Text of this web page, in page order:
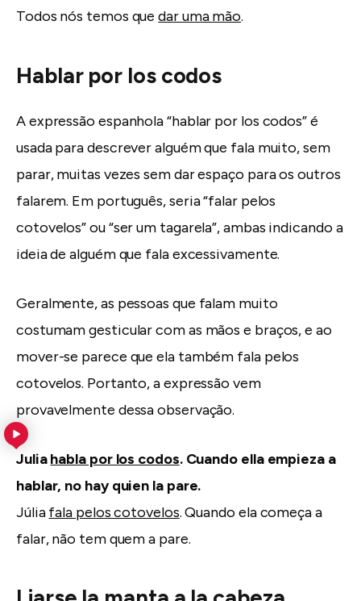
Todos nós temos quedar uma mão.
Hablar por los codos
A expressão espanhola “hablar por los codos” é
usada para descrever alguém que fala muito, sem
parar, muitas vezes sem dar espaço para os outros
falarem. Em português, seria “falar pelos
cotovelos” ou “ser um tagarela”, ambas indicando a
ideia de alguém que fala excessivamente.
Geralmente, as pessoas que falam muito
costumam gesticular com as mãos e braços, e ao
mover-se parece que ela também fala pelos
cotovelos. Portanto, a expressão vem
provavelmente dessa observação.
Juliahabla por los codos. Cuando ella empieza a
hablar, no hay quien la pare.
Júliafala pelos cotovelos. Quando ela começa a
falar, não tem quem a pare.